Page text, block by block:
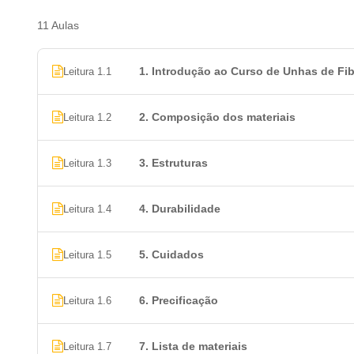
11 Aulas
Leitura 1.1 1. Introdução ao Curso de Unhas de
Leitura 1.2 2. Composição dos materiais
Leitura 1.3 3. Estruturas
Leitura 1.4 4. Durabilidade
Leitura 1.5 5. Cuidados
Leitura 1.6 6. Precificação
Leitura 1.7 7. Lista de materiais